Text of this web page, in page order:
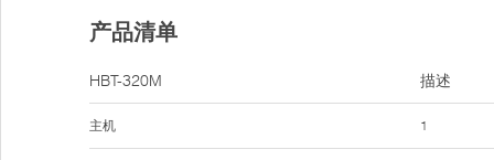
产品清单
HBT-320M
主机
描述
1